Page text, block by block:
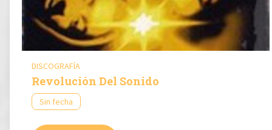
DISCOGRAFÍA
Revolución Del Sonido
Sin fecha